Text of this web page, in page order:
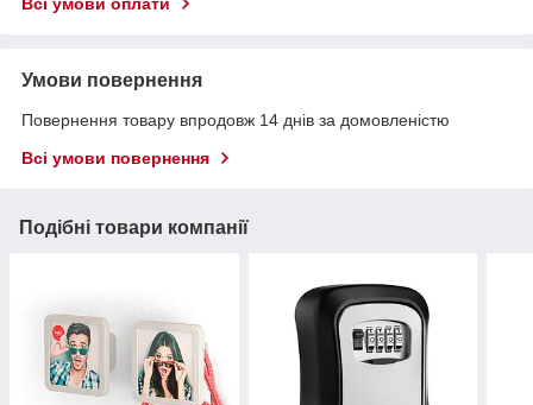
Умови повернення
Повернення товару впродовж 14 днів за домовленістю
Всі умови повернення
Подібні товари компанії